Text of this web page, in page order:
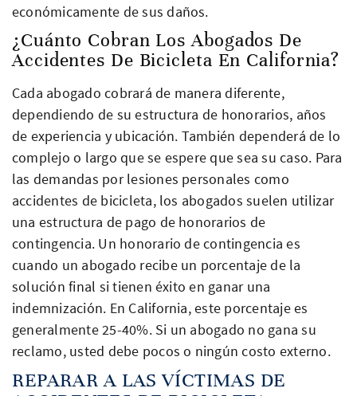
económicamente de sus daños.
¿Cuánto Cobran Los Abogados De
Accidentes De Bicicleta En California?
Cada abogado cobrará de manera diferente,
dependiendo de su estructura de honorarios, años
de experiencia y ubicación. También dependerá de lo
complejo o largo que se espere que sea su caso. Para
las demandas por lesiones personales como
accidentes de bicicleta, los abogados suelen utilizar
una estructura de pago de honorarios de
contingencia. Un honorario de contingencia es
cuando un abogado recibe un porcentaje de la
solución final si tienen éxito en ganar una
indemnización. En California, este porcentaje es
generalmente 25-40%. Si un abogado no gana su
reclamo, usted debe pocos o ningún costo externo.
REPARAR A LAS VÍCTIMAS DE